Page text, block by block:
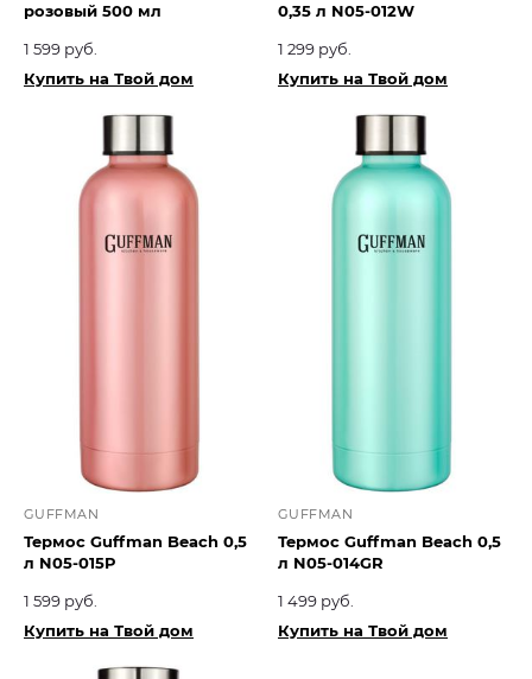
розовый 500 мл
1 599 руб.
Купить на Твой дом
0,35 л N05-012W
1 299 руб.
Купить на Твой дом
GUFFMAN
Термос Guffman Beach 0,5
л N05-015P
1 599 руб.
Купить на Твой дом
GUFFMAN
Термос Guffman Beach 0,5
л N05-014GR
1 499 руб.
Купить на Твой дом